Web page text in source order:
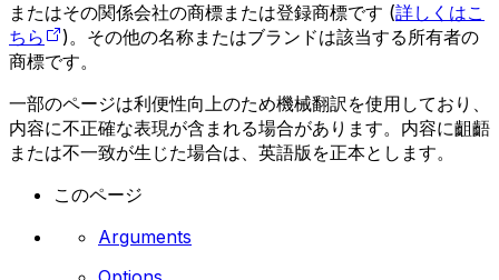
またはその関係会社の商標または登録商標です (詳しくはこ
ちら
)。その他の名称またはブランドは該当する所有者の
商標です。
一部のページは利便性向上のため機械翻訳を使用しており、
内容に不正確な表現が含まれる場合があります。内容に齟齬
または不一致が生じた場合は、英語版を正本とします。
このページ
Arguments